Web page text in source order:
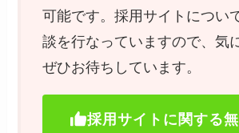
可能です。採用サイトについ
談を行なっていますので、気
ぜひお待ちしています。
採用サイトに関する